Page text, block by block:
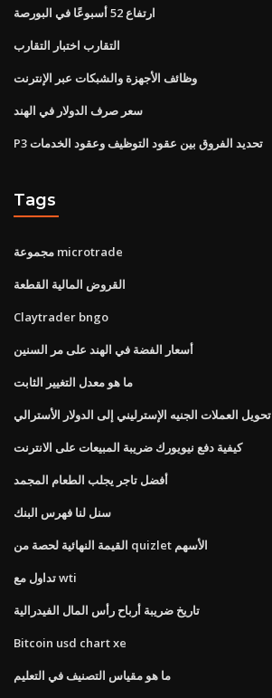
ارتفاع 52 أسبوعًا في البورصة
التقارب اختبار التقارب
وظائف الأجهزة والشبكات عبر الإنترنت
سعر صرف الدولار في الهند
P3 تحديد الفروق بين عقود التوظيف وعقود الخدمات
Tags
مجموعة microtrade
القروض المالية القطعة
Claytrader bngo
أسعار الفضة في الهند على مر السنين
ما هو معدل التغيير الثابت
تحويل العملات الجنيه الإسترليني إلى الدولار الأسترالي
كيفية دفع نيويورك ضريبة المبيعات على الانترنت
أفضل تاجر يجلب الطعام المجمد
سنل لنا فهرس البنك
القيمة النهائية لحصة من quizlet الأسهم
تداول مع wti
تاريخ ضريبة أرباح رأس المال الفيدرالية
Bitcoin usd chart xe
ما هو مقياس التصنيف في التعليم